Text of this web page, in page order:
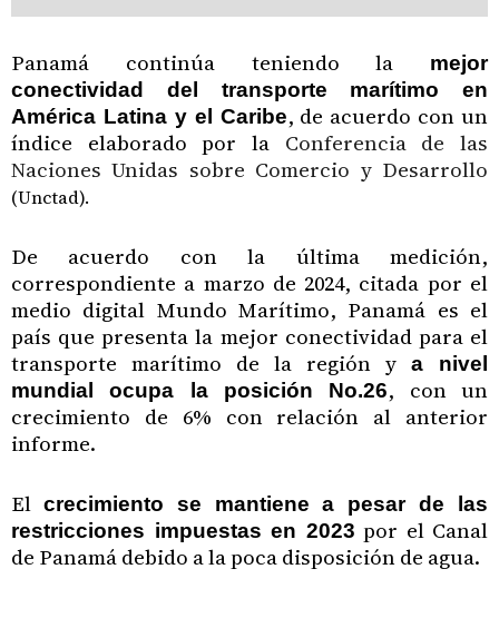
Panamá continúa teniendo la
mejor
conectividad del transporte marítimo en
América Latina y el Caribe, de acuerdo con un
índice elaborado por la Conferencia de las
Naciones Unidas sobre Comercio y Desarrollo
(Unctad).
De acuerdo con la última medición,
correspondiente a marzo de 2024, citada por el
medio digital Mundo Marítimo, Panamá es el
país que presenta la mejor conectividad para el
transporte marítimo de la región y a nivel
mundial ocupa la posición No.26, con un
crecimiento de 6% con relación al anterior
informe.
El crecimiento se mantiene a pesar de las
restricciones impuestas en 2023 por el Canal
de Panamá debido a la poca disposición de agua.